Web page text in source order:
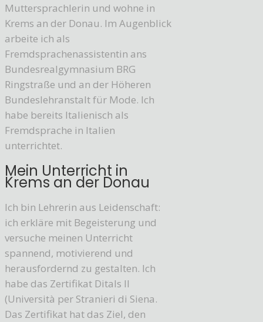
Muttersprachlerin und wohne in
Krems an der Donau. Im Augenblick
arbeite ich als
Fremdsprachenassistentin ans
Bundesrealgymnasium BRG
Ringstraße und an der Höheren
Bundeslehranstalt für Mode. Ich
habe bereits Italienisch als
Fremdsprache in Italien
unterrichtet.
Mein Unterricht in
Krems an der Donau
Ich bin Lehrerin aus Leidenschaft:
ich erkläre mit Begeisterung und
versuche meinen Unterricht
spannend, motivierend und
herausfordernd zu gestalten. Ich
habe das Zertifikat Ditals II
(Università per Stranieri di Siena.
Das Zertifikat hat das Ziel, den